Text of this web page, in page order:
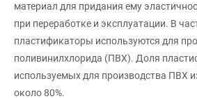
материал для придания ему
при переработке и эксплуатации. В
пластификаторы используются для
поливинилхлорида (ПВХ). Доля
используемых для производства ПВХ
около 80%.